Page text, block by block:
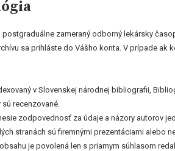
postgraduálne zameraný odborný lekársky
sa prihláste do Vášho konta. V prípade
v Slovenskej národnej bibliografii,
recenzované.
zodpovednosť za údaje a názory autorov
stranách sú firemnými prezentáciami alebo
je povolená len s priamym súhlasom